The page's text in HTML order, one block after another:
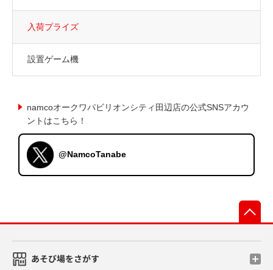
入荷プライズ
設置ゲーム機
namcoオークワパビリオンシティ田辺店の公式SNSアカウ
ントはこちら！
@NamcoTanabe
あそび場をさがす